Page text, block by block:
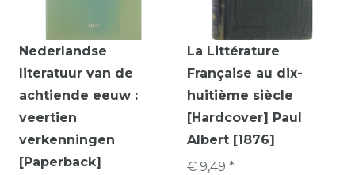
Nederlandse
literatuur van de
achtiende eeuw :
veertien
verkenningen
[Paperback]
La Littérature
Française au dix-
huitième siècle
[Hardcover] Paul
Albert [1876]
€ 9,49 *